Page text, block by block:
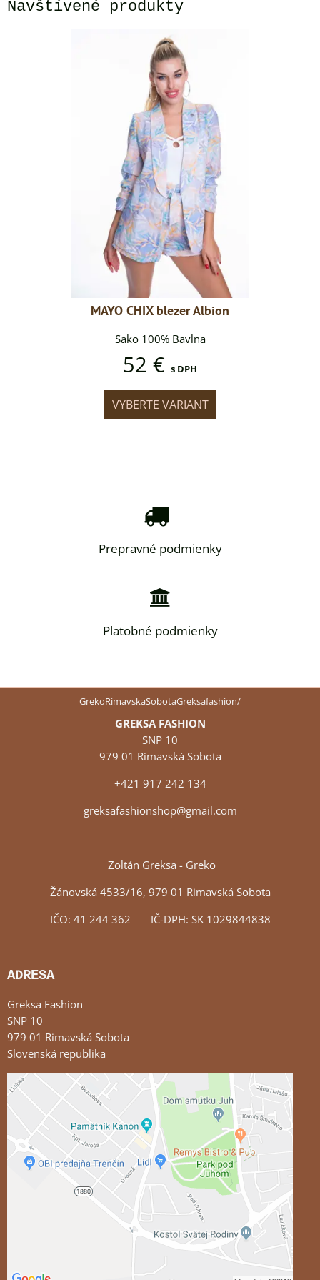
Navštívené produkty
MAYO CHIX blezer Albion
Sako 100% Bavlna
52 € s DPH
VYBERTE VARIANT
Prepravné podmienky
Platobné podmienky
GrekoRimavskaSobotaGreksafashion/
GREKSA FASHION
SNP 10
979 01 Rimavská Sobota
+421 917 242 134
greksafashionshop@gmail.com
Zoltán Greksa - Greko
Žánovská 4533/16, 979 01 Rimavská Sobota
IČO: 41 244 362 IČ-DPH: SK 1029844838
ADRESA
Greksa Fashion
SNP 10
979 01 Rimavská Sobota
Slovenská republika
Externý obsah je blokovaný Voľbami súkromia
Prajete si načítať externý obsah?
Povoliť tentokrát
Povoliť a zapamätať - súhlas s druhom cookie:
Funkčné
Otvoriť obsah v novom okne